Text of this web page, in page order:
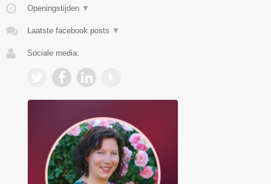
Openingstijden ▼
Laatste facebook posts ▼
Sociale media: